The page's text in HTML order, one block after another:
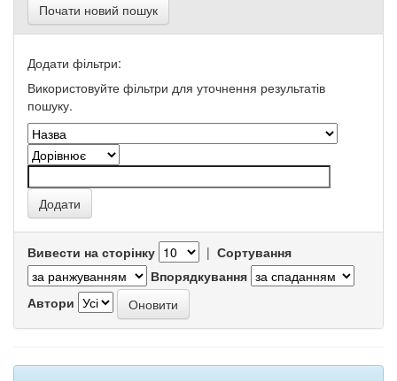
Почати новий пошук
Додати фільтри:
Використовуйте фільтри для уточнення результатів
пошуку.
Вивести на сторінку | Сортування
Впорядкування
Автори